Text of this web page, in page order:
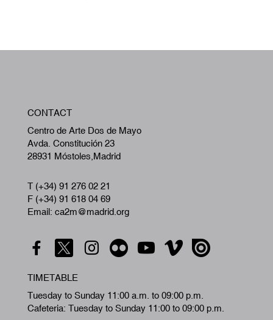
CONTACT
Centro de Arte Dos de Mayo
Avda. Constitución 23
28931 Móstoles,Madrid
T (+34) 91 276 02 21
F (+34) 91 618 04 69
Email: ca2m@madrid.org
TIMETABLE
Tuesday to Sunday 11:00 a.m. to 09:00 p.m.
Cafeteria: Tuesday to Sunday 11:00 to 09:00 p.m.